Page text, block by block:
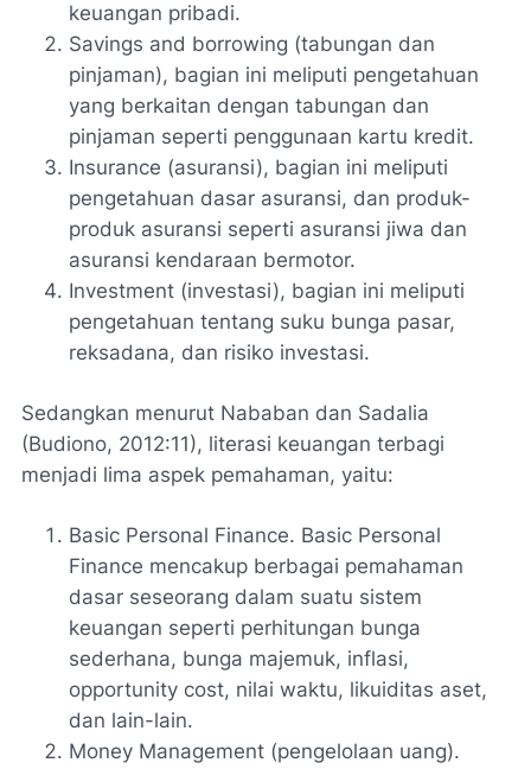
keuangan pribadi.
Savings and borrowing (tabungan dan
pinjaman), bagian ini meliputi pengetahuan
yang berkaitan dengan tabungan dan
pinjaman seperti penggunaan kartu kredit.
Insurance (asuransi), bagian ini meliputi
pengetahuan dasar asuransi, dan produk-
produk asuransi seperti asuransi jiwa dan
asuransi kendaraan bermotor.
Investment (investasi), bagian ini meliputi
pengetahuan tentang suku bunga pasar,
reksadana, dan risiko investasi.
Sedangkan menurut Nababan dan Sadalia
(Budiono, 2012:11), literasi keuangan terbagi
menjadi lima aspek pemahaman, yaitu:
Basic Personal Finance. Basic Personal
Finance mencakup berbagai pemahaman
dasar seseorang dalam suatu sistem
keuangan seperti perhitungan bunga
sederhana, bunga majemuk, inflasi,
opportunity cost, nilai waktu, likuiditas aset,
dan lain-lain.
Money Management (pengelolaan uang).